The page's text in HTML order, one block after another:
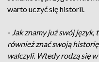
warto uczyć się historii.
- Jak znamy już swój
również znać swoją
walczyli. Wtedy rodzą się